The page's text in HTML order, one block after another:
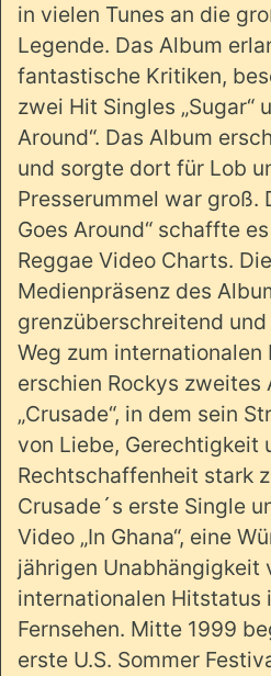
in vielen Tunes an die
Legende. Das Album
fantastische Kritiken,
zwei Hit Singles „Sugar“
Around“. Das Album
und sorgte dort für Lob
Presserummel war groß.
Goes Around“ schaffte
Reggae Video Charts.
Medienpräsenz des
grenzüberschreitend
Weg zum internationalen
erschien Rockys zweites
„Crusade“, in dem sein
von Liebe, Gerechtigkeit
Rechtschaffenheit stark
Crusade´s erste Single
Video „In Ghana“, eine
jährigen Unabhängigkeit
internationalen Hitstatus
Fernsehen. Mitte 1999
erste U.S. Sommer